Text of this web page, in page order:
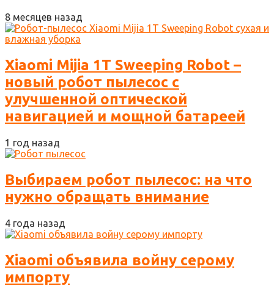
8 месяцев назад
Xiaomi Mijia 1T Sweeping Robot –
новый робот пылесос с
улучшенной оптической
навигацией и мощной батареей
1 год назад
Выбираем робот пылесос: на что
нужно обращать внимание
4 года назад
Xiaomi объявила войну серому
импорту